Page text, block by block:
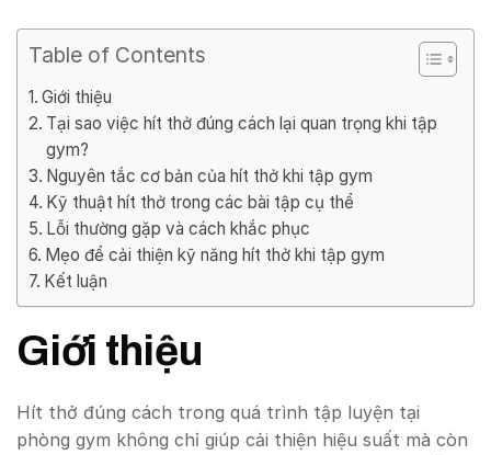
Table of Contents
Giới thiệu
Tại sao việc hít thở đúng cách lại quan trọng khi tập
gym?
Nguyên tắc cơ bản của hít thở khi tập gym
Kỹ thuật hít thở trong các bài tập cụ thể
Lỗi thường gặp và cách khắc phục
Mẹo để cải thiện kỹ năng hít thở khi tập gym
Kết luận
Giới thiệu
Hít thở đúng cách trong quá trình tập luyện tại
phòng gym không chỉ giúp cải thiện hiệu suất mà còn